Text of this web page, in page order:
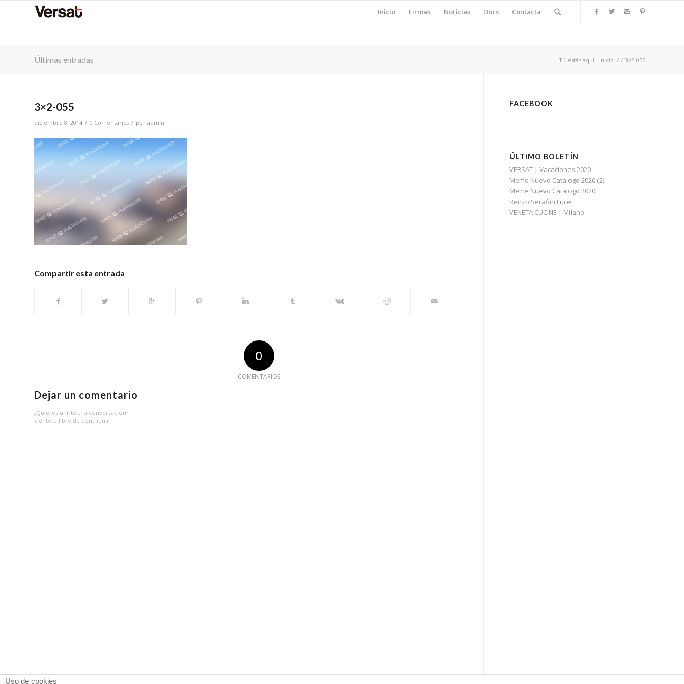
Inicio Firmas Noticias Docs Contacta
Últimas entradas Tú estás aquí: Inicio / / 3×2-055
3×2-055
diciembre 8, 2014 / 0 Comentarios / por admin
Compartir esta entrada
0
COMENTARIOS
Dejar un comentario
¿Quieres unirte a la conversación?
Siéntete libre de contribuir!
FACEBOOK
ÚLTIMO BOLETÍN
VERSAT | Vacaciones 2020
Meme Nuevo Catalogo 2020 (2)
Meme Nuevo Catalogo 2020
Renzo Serafini Luce
VENETA CUCINE | Milano
Uso de cookies